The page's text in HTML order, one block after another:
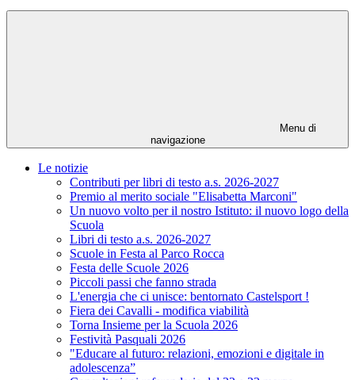
Menu di
navigazione
Le notizie
Contributi per libri di testo a.s. 2026-2027
Premio al merito sociale "Elisabetta Marconi"
Un nuovo volto per il nostro Istituto: il nuovo logo della
Scuola
Libri di testo a.s. 2026-2027
Scuole in Festa al Parco Rocca
Festa delle Scuole 2026
Piccoli passi che fanno strada
L'energia che ci unisce: bentornato Castelsport !
Fiera dei Cavalli - modifica viabilità
Torna Insieme per la Scuola 2026
Festività Pasquali 2026
"Educare al futuro: relazioni, emozioni e digitale in
adolescenza”